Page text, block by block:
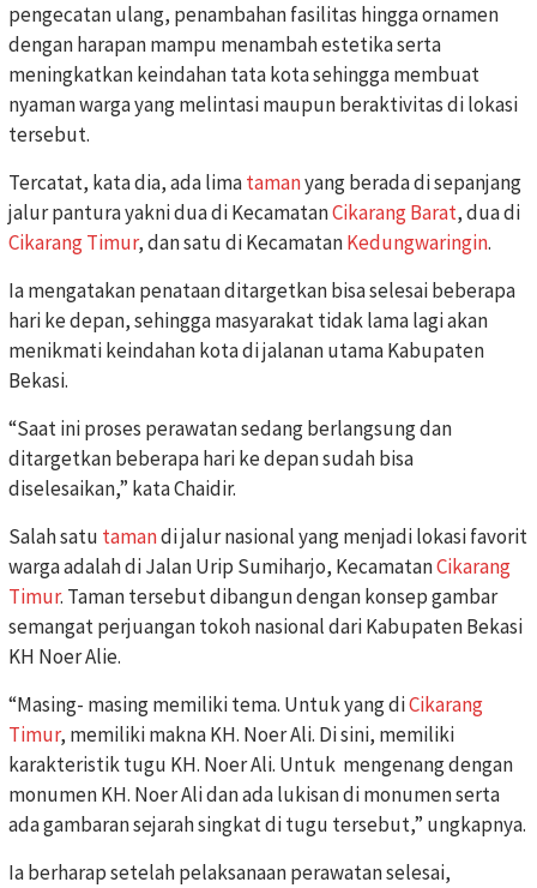
pengecatan ulang, penambahan fasilitas hingga ornamen
dengan harapan mampu menambah estetika serta
meningkatkan keindahan tata kota sehingga membuat
nyaman warga yang melintasi maupun beraktivitas di lokasi
tersebut.
Tercatat, kata dia, ada limatamanyang berada di sepanjang
jalur pantura yakni dua di KecamatanCikarang Barat, dua di
Cikarang Timur, dan satu di KecamatanKedungwaringin.
Ia mengatakan penataan ditargetkan bisa selesai beberapa
hari ke depan, sehingga masyarakat tidak lama lagi akan
menikmati keindahan kota di jalanan utama Kabupaten
Bekasi.
“Saat ini proses perawatan sedang berlangsung dan
ditargetkan beberapa hari ke depan sudah bisa
diselesaikan,” kata Chaidir.
Salah satu tamandi jalur nasional yang menjadi lokasi favorit
warga adalah di Jalan Urip Sumiharjo, KecamatanCikarang
Timur. Taman tersebut dibangun dengan konsep gambar
semangat perjuangan tokoh nasional dari Kabupaten Bekasi
KH Noer Alie.
“Masing- masing memiliki tema. Untuk yang diCikarang
Timur, memiliki makna KH. Noer Ali. Di sini, memiliki
karakteristik tugu KH. Noer Ali. Untuk mengenang dengan
monumen KH. Noer Ali dan ada lukisan di monumen serta
ada gambaran sejarah singkat di tugu tersebut,” ungkapnya.
Ia berharap setelah pelaksanaan perawatan selesai,